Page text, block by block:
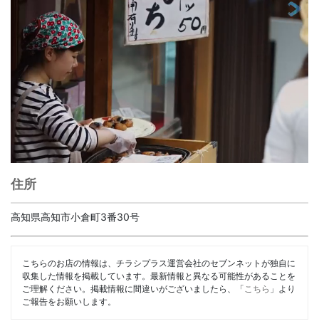
住所
高知県高知市小倉町3番30号
こちらのお店の情報は、チラシプラス運営会社のセブンネットが独自に
収集した情報を掲載しています。最新情報と異なる可能性があることを
ご理解ください。掲載情報に間違いがございましたら、「 こちら 」より
ご報告をお願いします。